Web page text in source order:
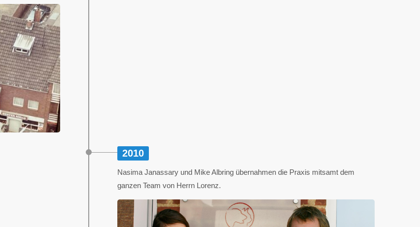
2010
Nasima Janassary und Mike Albring übernahmen die Praxis mitsamt dem
ganzen Team von Herrn Lorenz.